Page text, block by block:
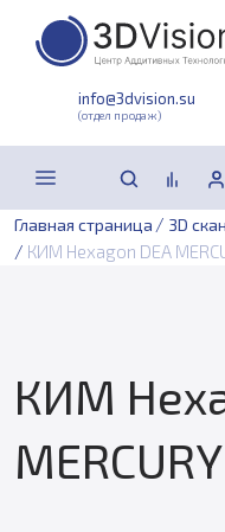
info@3dvision.su
(отдел продаж)
Главная страница / 3D
/ КИМ Hexagon DEA
КИМ
MERCURY